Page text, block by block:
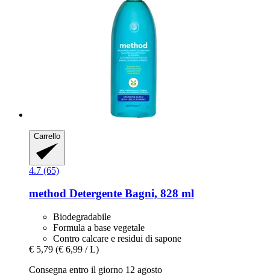
Carrello
4.7 (65)
method Detergente Bagni, 828 ml
Biodegradabile
Formula a base vegetale
Contro calcare e residui di sapone
€ 5,79 (€ 6,99 / L)
Consegna entro il giorno 12 agosto